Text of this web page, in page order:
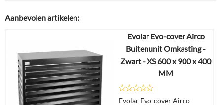
Aanbevolen artikelen:
Evolar Evo-cover Airco
Buitenunit Omkasting -
Zwart - XS 600 x 900 x 400
MM
Evolar Evo-cover Airco